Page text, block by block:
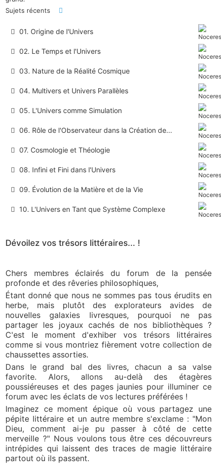
Sujets récents
01. Origine de l'Univers
02. Le Temps et l'Univers
03. Nature de la Réalité Cosmique
04. Multivers et Univers Parallèles
05. L'Univers comme Simulation
06. Rôle de l'Observateur dans la Création de...
07. Cosmologie et Théologie
08. Infini et Fini dans l'Univers
09. Évolution de la Matière et de la Vie
10. L'Univers en Tant que Système Complexe
Dévoilez vos trésors littéraires... !
Chers membres éclairés du forum de la pensée
profonde et des rêveries philosophiques,
Étant donné que nous ne sommes pas tous érudits en
herbe, mais plutôt des explorateurs avides de
nouvelles galaxies livresques, pourquoi ne pas
partager les joyaux cachés de nos bibliothèques ?
C'est le moment d'exhiber vos trésors littéraires
comme si vous montriez fièrement votre collection de
chaussettes assorties.
Dans le grand bal des livres, chacun a sa valse
favorite. Alors, allons au-delà des étagères
poussiéreuses et des pages jaunies pour illuminer ce
forum avec les éclats de vos lectures préférées !
Imaginez ce moment épique où vous partagez une
pépite littéraire et un autre membre s'exclame : "Mon
Dieu, comment ai-je pu passer à côté de cette
merveille ?" Nous voulons tous être ces découvreurs
intrépides qui laissent des traces de magie littéraire
partout où ils passent.